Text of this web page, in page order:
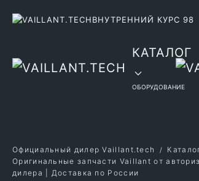
ВНУТРЕННИЙ КУРС 98
КАТАЛОГ
ОБОРУДОВАНИЕ
Официальный дилер Vaillant.tech
Оригинальные запчасти Vaillant от
дилера | Доставка по России